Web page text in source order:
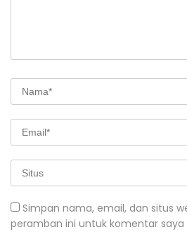
Simpan nama, email, dan situs
peramban ini untuk komentar saya